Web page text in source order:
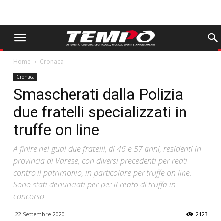
Home Cronaca
Cronaca
Smascherati dalla Polizia
due fratelli specializzati in
truffe on line
A finire nei guai due fratelli, di 46 e 57 anni, residenti in
provincia di Varese, con diversi precedenti per reati
contro il patrimonio, in particolare per truffe on line.
Sono stati denunciati per per il reato di truffa in
concorso.
22 Settembre 2020 2123